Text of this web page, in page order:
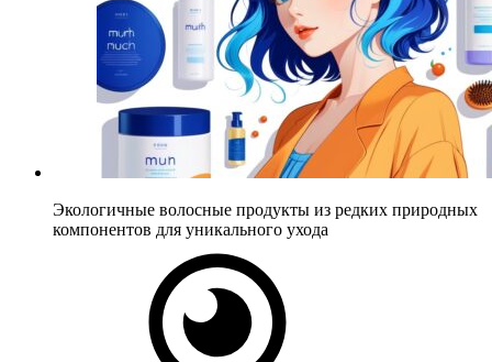
Экологичные волосные продукты из редких природных
компонентов для уникального ухода